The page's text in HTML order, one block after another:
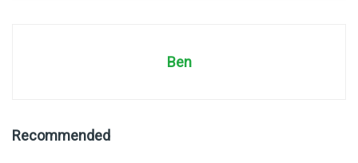
Ben
Recommended